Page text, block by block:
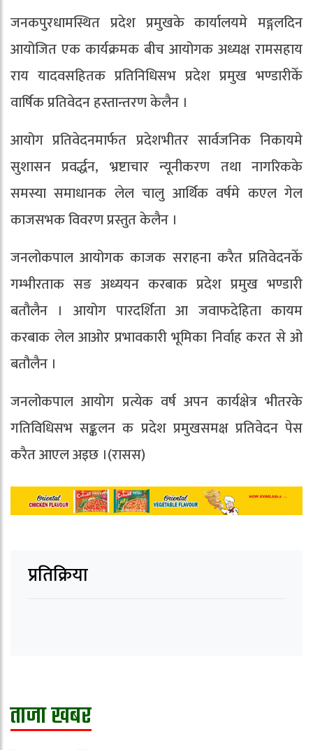
जनकपुरधामस्थित प्रदेश प्रमुखके कार्यालयमे मङ्गलदिन
आयोजित एक कार्यक्रमक बीच आयोगक अध्यक्ष रामसहाय
राय यादवसहितक प्रतिनिधिसभ प्रदेश प्रमुख भण्डारीकेँ
वार्षिक प्रतिवेदन हस्तान्तरण केलैन ।
आयोग प्रतिवेदनमार्फत प्रदेशभीतर सार्वजनिक निकायमे
सुशासन प्रवर्द्धन, भ्रष्टाचार न्यूनीकरण तथा नागरिकके
समस्या समाधानक लेल चालु आर्थिक वर्षमे कएल गेल
काजसभक विवरण प्रस्तुत केलैन ।
जनलोकपाल आयोगक काजक सराहना करैत प्रतिवेदनकेँ
गम्भीरताक सङ अध्ययन करबाक प्रदेश प्रमुख भण्डारी
बतौलैन । आयोग पारदर्शिता आ जवाफदेहिता कायम
करबाक लेल आओर प्रभावकारी भूमिका निर्वाह करत से ओ
बतौलैन ।
जनलोकपाल आयोग प्रत्येक वर्ष अपन कार्यक्षेत्र भीतरके
गतिविधिसभ सङ्कलन क प्रदेश प्रमुखसमक्ष प्रतिवेदन पेस
करैत आएल अइछ ।(रासस)
प्रतिक्रिया
ताजा खबर